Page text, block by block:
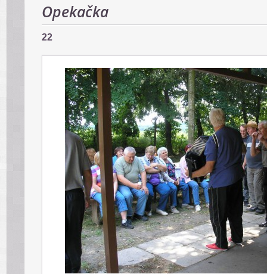
Opekačka
22